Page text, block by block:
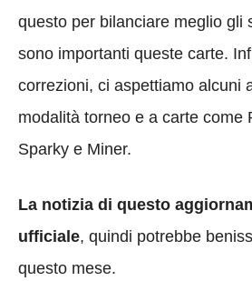
questo per bilanciare meglio gli
sono importanti queste carte.
correzioni, ci aspettiamo alcuni
modalità torneo e a carte come
Sparky e Miner.
La notizia di questo
ufficiale, quindi potrebbe
questo mese.